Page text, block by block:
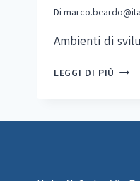
Di
Ambienti di
LEGGI DI PIÙ